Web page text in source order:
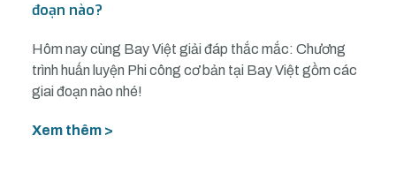
đoạn nào?
Hôm nay cùng Bay Việt giải đáp thắc mắc: Chương
trình huấn luyện Phi công cơ bản tại Bay Việt gồm các
giai đoạn nào nhé!
Xem thêm >